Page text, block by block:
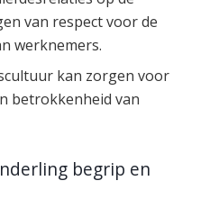
van respect voor de
werknemers.
kan zorgen voor
betrokkenheid van
begrip en